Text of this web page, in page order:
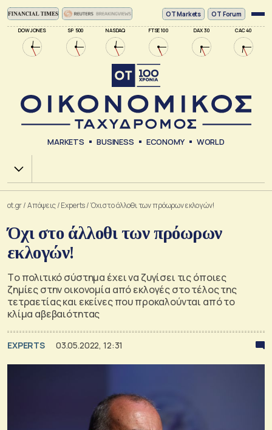
DOW JONES SP 500 NASDAQ FTSE 100 DAX 30 CAC 40
ΟΤ Markets OT Forum
MARKETS BUSINESS ECONOMY WORLD
Χ.Α.
ot.gr/Απόψεις/Experts/Όχι στο άλλοθι των πρόωρων εκλογών!
Όχι στο άλλοθι των πρόωρων
εκλογών!
Tο πολιτικό σύστημα έχει να ζυγίσει τις όποιες
ζημίες στην οικονομία από εκλογές στο τέλος της
τετραετίας και εκείνες που προκαλούνται από το
κλίμα αβεβαιότητας
EXPERTS 03.05.2022, 12:31